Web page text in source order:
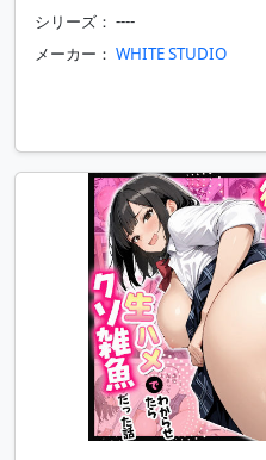
シリーズ： ----
メーカー： WHITE STUDIO